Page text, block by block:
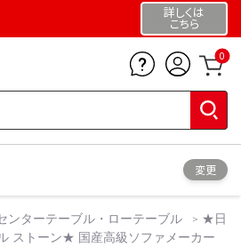
詳しくは
こちら
0
変更
ンターテーブル・ローテーブル
★日
ストーン★ 国産高級ソファメーカー